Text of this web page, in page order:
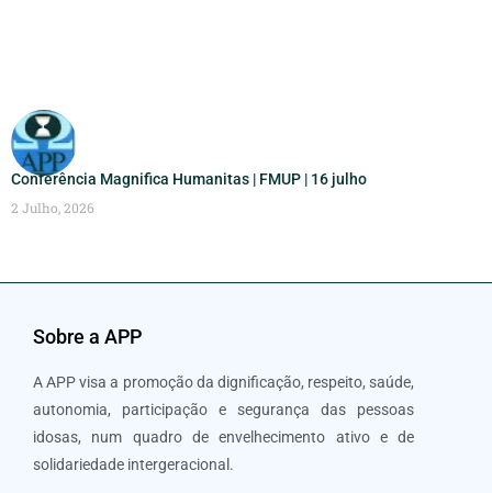
Conferência Magnifica Humanitas | FMUP | 16 julho
2 Julho, 2026
Sobre a APP
A APP visa a promoção da dignificação, respeito, saúde,
autonomia, participação e segurança das pessoas
idosas, num quadro de envelhecimento ativo e de
solidariedade intergeracional.